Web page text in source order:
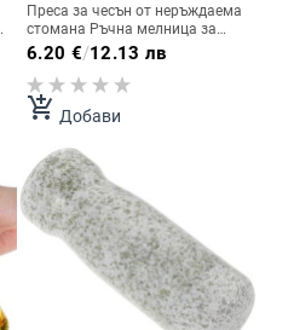
Преса за чесън от неръждаема
стомана Ръчна мелница за
чесън Инструмент за
нарязване на чесън
Инструменти за плодове и
зеленчуци Кухненски аксесоари
Джаджа
6.20 €/12.13 лв
add_shopping_cart Добави